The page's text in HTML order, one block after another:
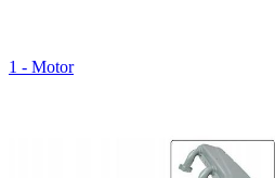
1 - Motor